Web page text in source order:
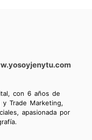
con 6 años de
Trade Marketing,
apasionada por